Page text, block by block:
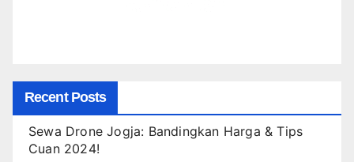
Recent Posts
Sewa Drone Jogja: Bandingkan Harga & Tips
Cuan 2024!